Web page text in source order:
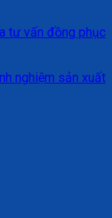
tư vấn đồng phục
nghiệm sản xuất